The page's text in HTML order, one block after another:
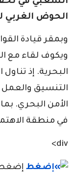
الحوض
وبمقر قيادة
ويكوف لقاء مع
البحرية. إذ
التنسيق
الأمن البحري.
في منطقة
div>
إضغط